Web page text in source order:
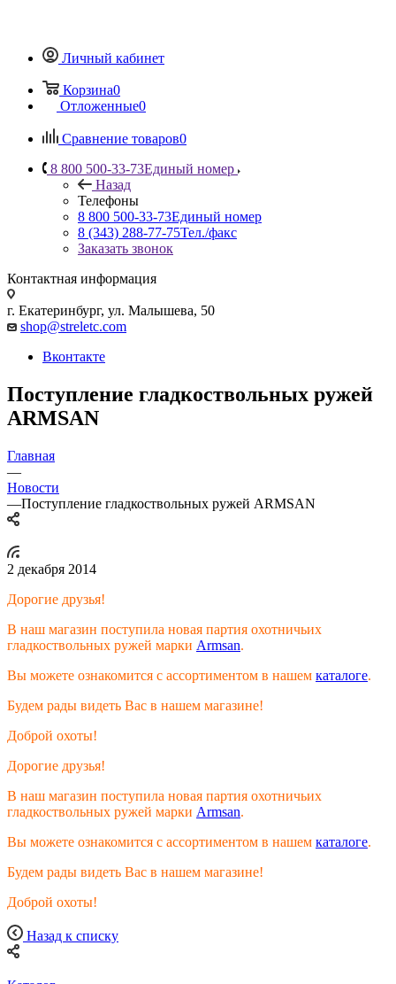
Личный кабинет
Корзина0
Отложенные0
Сравнение товаров0
8 800 500-33-73Единый номер
Назад
Телефоны
8 800 500-33-73Единый номер
8 (343) 288-77-75Тел./факс
Заказать звонок
Контактная информация
г. Екатеринбург, ул. Малышева, 50
shop@streletc.com
Вконтакте
Поступление гладкоствольных ружей
ARMSAN
Главная
—
Новости
—Поступление гладкоствольных ружей ARMSAN
2 декабря 2014
Дорогие друзья!
В наш магазин поступила новая партия охотничьих
гладкоствольных ружей марки Armsan.
Вы можете ознакомится с ассортиментом в нашем каталоге.
Будем рады видеть Вас в нашем магазине!
Доброй охоты!
Дорогие друзья!
В наш магазин поступила новая партия охотничьих
гладкоствольных ружей марки Armsan.
Вы можете ознакомится с ассортиментом в нашем каталоге.
Будем рады видеть Вас в нашем магазине!
Доброй охоты!
Назад к списку